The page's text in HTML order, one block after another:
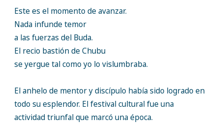
Este es el momento de avanzar.
Nada infunde temor
a las fuerzas del Buda.
El recio bastión de Chubu
se yergue tal como yo lo vislumbraba.
El anhelo de mentor y discípulo había sido logrado en
todo su esplendor. El festival cultural fue una
actividad triunfal que marcó una época.